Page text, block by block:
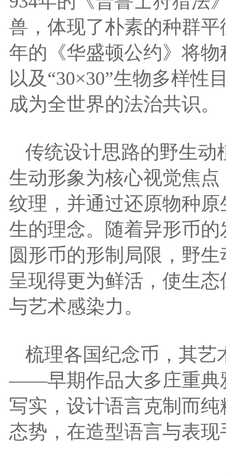
兽，体现了朴素的种群
年的《华盛顿公约》将
以及“30×30”生物多样性
成为全世界的法治共识。
传统设计思路的野生动
生动形象为核心视觉焦
纹理，并通过还原物种
生的理念。随着异形币
圆形币的形制局限，野
呈现得更为鲜活，使生
与艺术感染力。
梳理各国纪念币，其艺
——早期作品大多庄重典
写实，设计语言克制而
态势，在造型语言与表